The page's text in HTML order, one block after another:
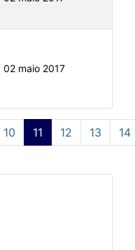
02 maio 2017
Pág. 11 de 73
10 11 12 13 14